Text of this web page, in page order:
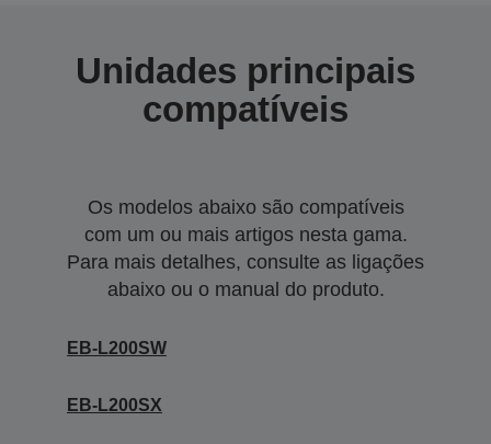
Unidades principais
compatíveis
Os modelos abaixo são compatíveis
com um ou mais artigos nesta gama.
Para mais detalhes, consulte as ligações
abaixo ou o manual do produto.
EB-L200SW
EB-L200SX